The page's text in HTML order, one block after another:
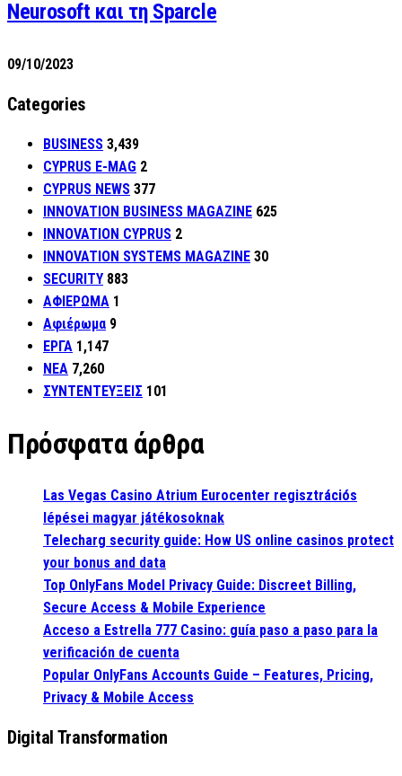
Neurosoft και τη Sparcle
09/10/2023
Categories
BUSINESS 3,439
CYPRUS E-MAG 2
CYPRUS NEWS 377
INNOVATION BUSINESS MAGAZINE 625
INNOVATION CYPRUS 2
INNOVATION SYSTEMS MAGAZINE 30
SECURITY 883
ΑΦΙΕΡΩΜΑ 1
Αφιέρωμα 9
ΕΡΓΑ 1,147
ΝΕΑ 7,260
ΣΥΝΤΕΝΤΕΥΞΕΙΣ 101
Πρόσφατα άρθρα
Las Vegas Casino Atrium Eurocenter regisztrációs
lépései magyar játékosoknak
Telecharg security guide: How US online casinos protect
your bonus and data
Top OnlyFans Model Privacy Guide: Discreet Billing,
Secure Access & Mobile Experience
Acceso a Estrella 777 Casino: guía paso a paso para la
verificación de cuenta
Popular OnlyFans Accounts Guide – Features, Pricing,
Privacy & Mobile Access
Digital Transformation